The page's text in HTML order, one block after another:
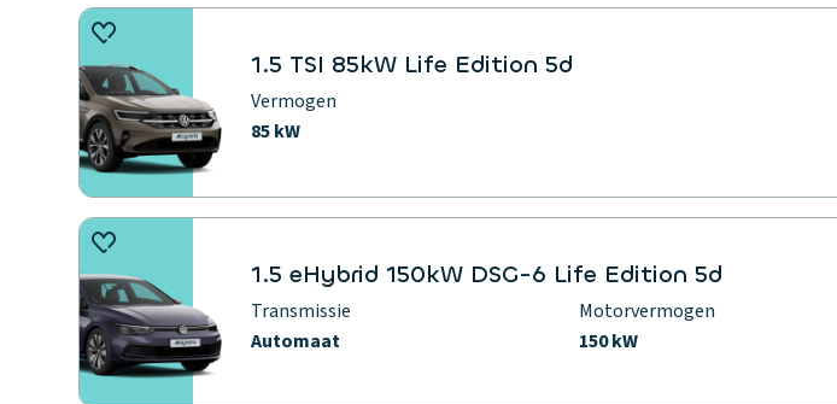
1.5 TSI 85kW Life Edition 5d
Vermogen
85 kW
1.5 eHybrid 150kW DSG-6 Life Edition 5d
Transmissie
Automaat
Motorvermogen
150 kW